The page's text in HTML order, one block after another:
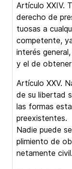
Artículo XXIV.
derecho de
tuosas a
competente,
interés
y el de
Artículo XXV.
de su libertad
las formas
preexistentes.
Nadie puede
plimiento de
netamente civil.